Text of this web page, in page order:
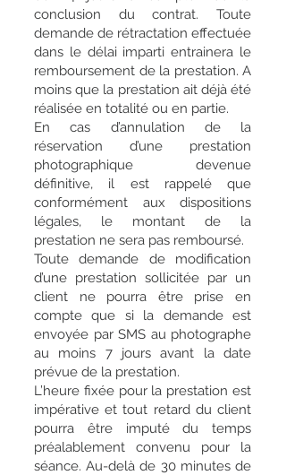
conclusion du contrat. Toute
demande de rétractation effectuée
dans le délai imparti entrainera le
remboursement de la prestation. A
moins que la prestation ait déjà été
réalisée en totalité ou en partie.
En cas d’annulation de la
réservation d’une prestation
photographique devenue
définitive, il est rappelé que
conformément aux dispositions
légales, le montant de la
prestation ne sera pas remboursé.
Toute demande de modification
d’une prestation sollicitée par un
client ne pourra être prise en
compte que si la demande est
envoyée par SMS au photographe
au moins 7 jours avant la date
prévue de la prestation.
L’heure fixée pour la prestation est
impérative et tout retard du client
pourra être imputé du temps
préalablement convenu pour la
séance. Au-delà de 30 minutes de